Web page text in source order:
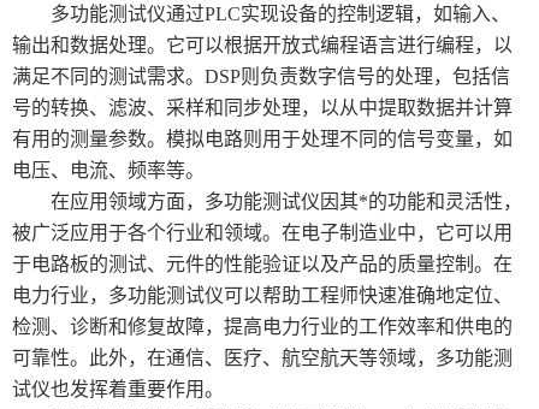
多功能测试仪通过PLC实现设备的控制逻辑，如输入、
输出和数据处理。它可以根据开放式编程语言进行编程，以
满足不同的测试需求。DSP则负责数字信号的处理，包括信
号的转换、滤波、采样和同步处理，以从中提取数据并计算
有用的测量参数。模拟电路则用于处理不同的信号变量，如
电压、电流、频率等。
在应用领域方面，多功能测试仪因其*的功能和灵活性，
被广泛应用于各个行业和领域。在电子制造业中，它可以用
于电路板的测试、元件的性能验证以及产品的质量控制。在
电力行业，多功能测试仪可以帮助工程师快速准确地定位、
检测、诊断和修复故障，提高电力行业的工作效率和供电的
可靠性。此外，在通信、医疗、航空航天等领域，多功能测
试仪也发挥着重要作用。